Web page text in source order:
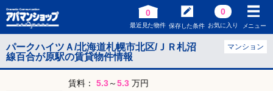
0
最近見た物件 保存した条件
0
お気に入り メニュー
パークハイツＡ/北海道札幌市北区/ＪＲ札沼
線百合が原駅の賃貸物件情報
マンション
賃料： 5.3～5.3 万円